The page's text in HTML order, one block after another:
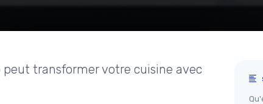
transformer votre cuisine avec